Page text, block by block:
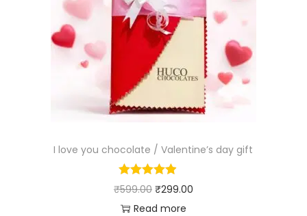
I love you chocolate / Valentine’s day gift
₹599.00 ₹299.00
Read more